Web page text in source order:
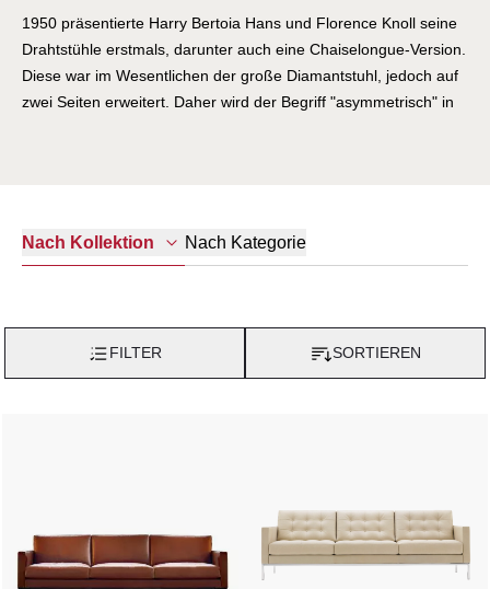
1950 präsentierte Harry Bertoia Hans und Florence Knoll seine
Drahtstühle erstmals, darunter auch eine Chaiselongue-Version.
Diese war im Wesentlichen der große Diamantstuhl, jedoch auf
zwei Seiten erweitert. Daher wird der Begriff "asymmetrisch" in
hergestellt. Im Jahr 2003 wurde einer von ihnen von Bertoias
Richard Schultz entworfen wurde. Die endgültige
Nach Kollektion Nach Kategorie
FILTER SORTIEREN